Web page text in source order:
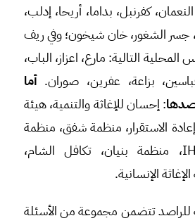
كفرنبل، بداما، أريحا، إدلب،
جسر الشغور، خان شيخون؛ وفي ريف
التالية: مارع، اعزاز، الباب،
بزاعة، عفرين، صوران.أما
: إحسان للإغاثة والتنمية، هيئة
الاستقرار، منظمة شفق، منظمة
بنفسج، منظمة IHH، منظمة بنيان، تكافل الشام،
الإنسانية.
للراصد تتضمن مجموعة من الأسئلة